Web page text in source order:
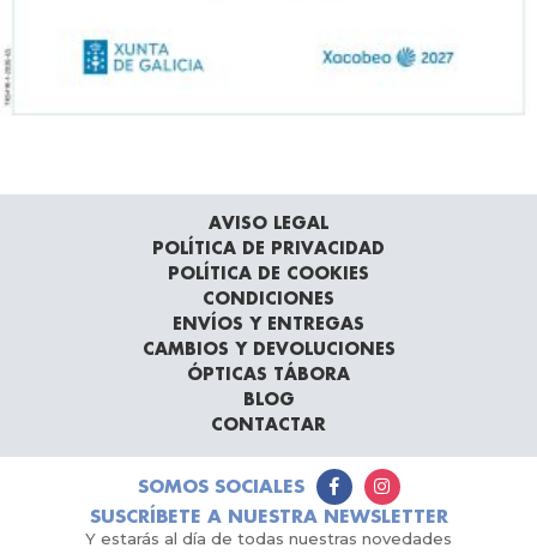
AVISO LEGAL
POLÍTICA DE PRIVACIDAD
POLÍTICA DE COOKIES
CONDICIONES
ENVÍOS Y ENTREGAS
CAMBIOS Y DEVOLUCIONES
ÓPTICAS TÁBORA
BLOG
CONTACTAR
SOMOS SOCIALES
SUSCRÍBETE A NUESTRA NEWSLETTER
Y estarás al día de todas nuestras novedades